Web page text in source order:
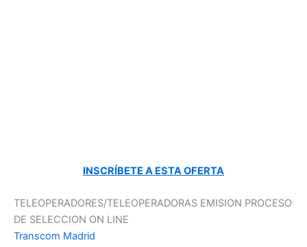
INSCRÍBETE A ESTA OFERTA
TELEOPERADORES/TELEOPERADORAS EMISION PROCESO
DE SELECCION ON LINE
Transcom Madrid